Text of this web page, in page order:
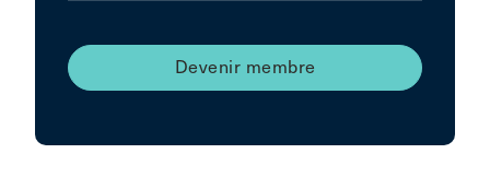
Devenir membre